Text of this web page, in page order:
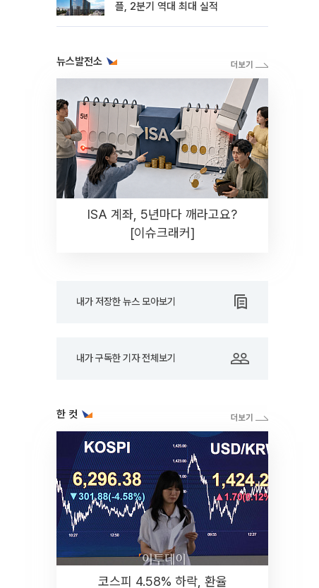
플, 2분기 역대 최대 실적
뉴스발전소
ISA 계좌, 5년마다 깨라고요?
[이슈크래커]
내가 저장한 뉴스 모아보기
내가 구독한 기자 전체보기
한 컷
코스피 4.58% 하락, 환율